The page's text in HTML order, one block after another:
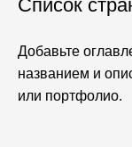
Список
Добавьте
названием и
или портфолио.